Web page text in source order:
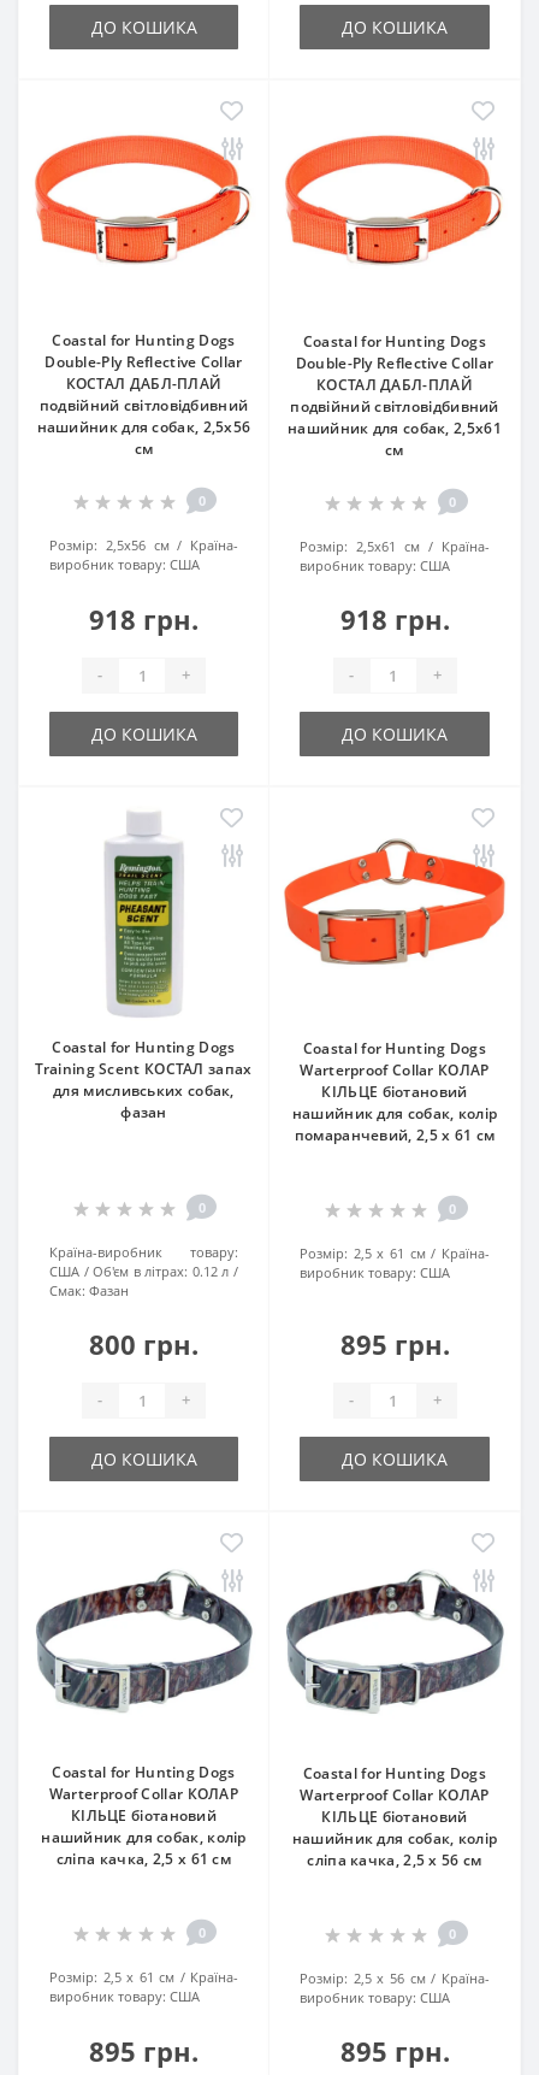
ДО КОШИКА ДО КОШИКА
Coastal for Hunting Dogs
Double-Ply Reflective Collar
КОСТАЛ ДАБЛ-ПЛАЙ
подвійний світловідбивний
нашийник для собак, 2,5х56
см
0
Розмір: 2,5х56 см
Країна-
виробник товару: США
918 грн.
- +
ДО КОШИКА
Coastal for Hunting Dogs
Double-Ply Reflective Collar
КОСТАЛ ДАБЛ-ПЛАЙ
подвійний світловідбивний
нашийник для собак, 2,5х61
см
0
Розмір: 2,5х61 см
Країна-
виробник товару: США
918 грн.
- +
ДО КОШИКА
Coastal for Hunting Dogs
Training Scent КОСТАЛ запах
для мисливських собак,
фазан
0
Країна-виробник товару:
США
Об'єм в літрах: 0.12 л
Смак: Фазан
800 грн.
- +
ДО КОШИКА
Coastal for Hunting Dogs
Warterproof Collar КОЛАР
КІЛЬЦЕ біотановий
нашийник для собак, колір
помаранчевий, 2,5 х 61 см
0
Розмір: 2,5 х 61 см
Країна-
виробник товару: США
895 грн.
- +
ДО КОШИКА
Coastal for Hunting Dogs
Warterproof Collar КОЛАР
КІЛЬЦЕ біотановий
нашийник для собак, колір
сліпа качка, 2,5 х 61 см
0
Розмір: 2,5 х 61 см
Країна-
виробник товару: США
895 грн.
Coastal for Hunting Dogs
Warterproof Collar КОЛАР
КІЛЬЦЕ біотановий
нашийник для собак, колір
сліпа качка, 2,5 х 56 см
0
Розмір: 2,5 х 56 см
Країна-
виробник товару: США
895 грн.